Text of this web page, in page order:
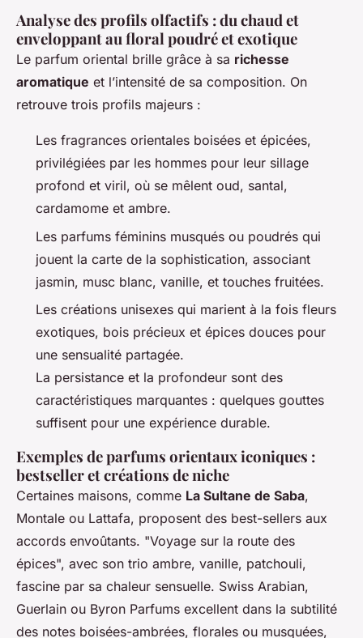
Analyse des profils olfactifs : du chaud et
enveloppant au floral poudré et exotique
Le parfum oriental brille grâce à sa richesse
aromatique et l’intensité de sa composition. On
retrouve trois profils majeurs :
Les fragrances orientales boisées et épicées,
privilégiées par les hommes pour leur sillage
profond et viril, où se mêlent oud, santal,
cardamome et ambre.
Les parfums féminins musqués ou poudrés qui
jouent la carte de la sophistication, associant
jasmin, musc blanc, vanille, et touches fruitées.
Les créations unisexes qui marient à la fois fleurs
exotiques, bois précieux et épices douces pour
une sensualité partagée.
La persistance et la profondeur sont des
caractéristiques marquantes : quelques gouttes
suffisent pour une expérience durable.
Exemples de parfums orientaux iconiques :
bestseller et créations de niche
Certaines maisons, comme La Sultane de Saba,
Montale ou Lattafa, proposent des best-sellers aux
accords envoûtants. "Voyage sur la route des
épices", avec son trio ambre, vanille, patchouli,
fascine par sa chaleur sensuelle. Swiss Arabian,
Guerlain ou Byron Parfums excellent dans la subtilité
des notes boisées-ambrées, florales ou musquées,